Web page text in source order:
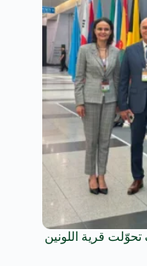
قرية اللونين